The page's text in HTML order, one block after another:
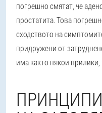
погрешно смятат, че
простатита. Това
сходството на
придружени от
има както някои